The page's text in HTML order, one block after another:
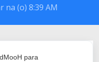
na (o) 8:39 AM
para